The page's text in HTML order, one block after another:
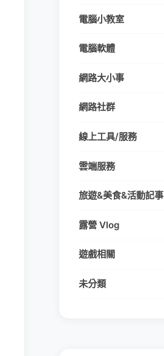
電腦小教室
電腦軟體
網路大小事
網路社群
線上工具/服務
雲端服務
旅遊&美食&活動記事
露營 Vlog
遊戲相關
未分類